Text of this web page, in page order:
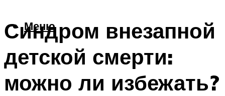
Меню
Синдром внезапной
детской смерти:
можно ли избежать?